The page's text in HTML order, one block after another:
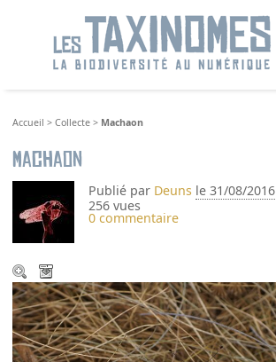
Accueil >Collecte > Machaon
Machaon
Publié par Deuns le 31/08/2016
256 vues
0 commentaire